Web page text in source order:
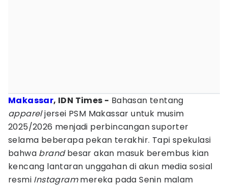
Makassar, IDN Times - Bahasan tentang
appareljersei PSM Makassar untuk musim
2025/2026 menjadi perbincangan suporter
selama beberapa pekan terakhir. Tapi spekulasi
bahwa brandbesar akan masuk berembus kian
kencang lantaran unggahan di akun media sosial
resmi Instagrammereka pada Senin malam